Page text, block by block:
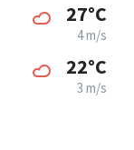
27°C
4 m/s
22°C
3 m/s